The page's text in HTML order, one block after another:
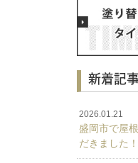
新着記
2026.01.21
盛岡市で屋
だきました！